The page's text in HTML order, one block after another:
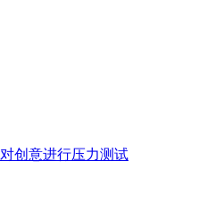
创意进行压力测试